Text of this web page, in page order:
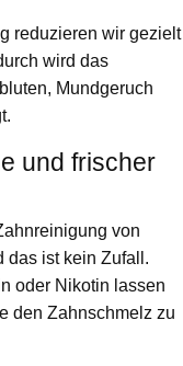
reduzieren wir gezielt
wird das
Mundgeruch
und frischer
von
das ist kein Zufall.
oder Nikotin lassen
den Zahnschmelz zu